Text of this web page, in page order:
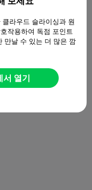
라우드 슬라이싱과 원
작용하여 독점 포인트
만날 수 있는 더 많은 깜
열기